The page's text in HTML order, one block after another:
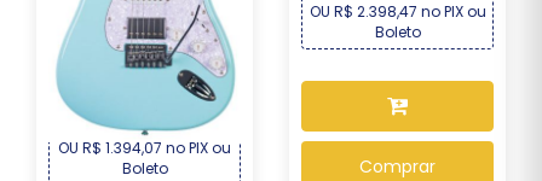
Guitarra Seizi Fun
Vintage Budokan HSS...
R$ 1.499,00
OU R$ 1.394,07 no PIX ou
Boleto
OU R$ 2.398,47 no PIX ou
Boleto
Comprar